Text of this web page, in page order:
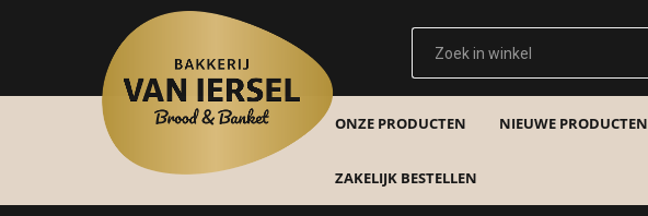
ONZE PRODUCTEN NIEUWE PRODUCTEN
ZAKELIJK BESTELLEN